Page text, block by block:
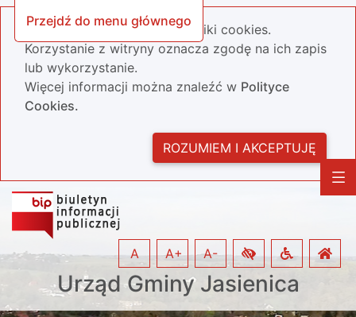
Przejdź do menu głównego
Nasza strona wykorzystuje pliki cookies.
Korzystanie z witryny oznacza zgodę na ich zapis
lub wykorzystanie.
Więcej informacji można znaleźć w Polityce
Cookies.
ROZUMIEM I AKCEPTUJĘ
Urząd Gminy Jasienica
A A+ A-